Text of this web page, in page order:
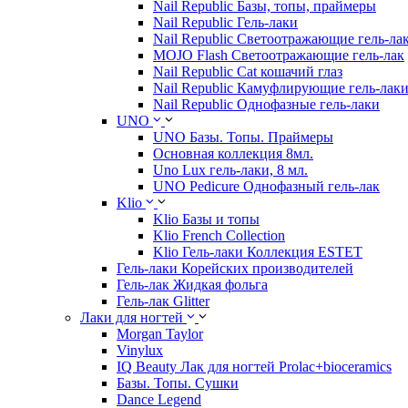
Nail Republic Базы, топы, праймеры
Nail Republic Гель-лаки
Nail Republic Светоотражающие гель-
MOJO Flash Светоотражающие гель-лак
Nail Republic Cat кошачий глаз
Nail Republic Камуфлирующие гель-лаки
Nail Republic Однофазные гель-лаки
UNO
UNO Базы. Топы. Праймеры
Основная коллекция 8мл.
Uno Lux гель-лаки, 8 мл.
UNO Pedicure Однофазный гель-лак
Klio
Klio Базы и топы
Klio French Collection
Klio Гель-лаки Коллекция ESTET
Гель-лаки Корейских производителей
Гель-лак Жидкая фольга
Гель-лак Glitter
Лаки для ногтей
Morgan Taylor
Vinylux
IQ Beauty Лак для ногтей Prolac+bioceramics
Базы. Топы. Сушки
Dance Legend